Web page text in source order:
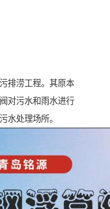
排涝工程。其原本
对污水和雨水进行
水处理场所。